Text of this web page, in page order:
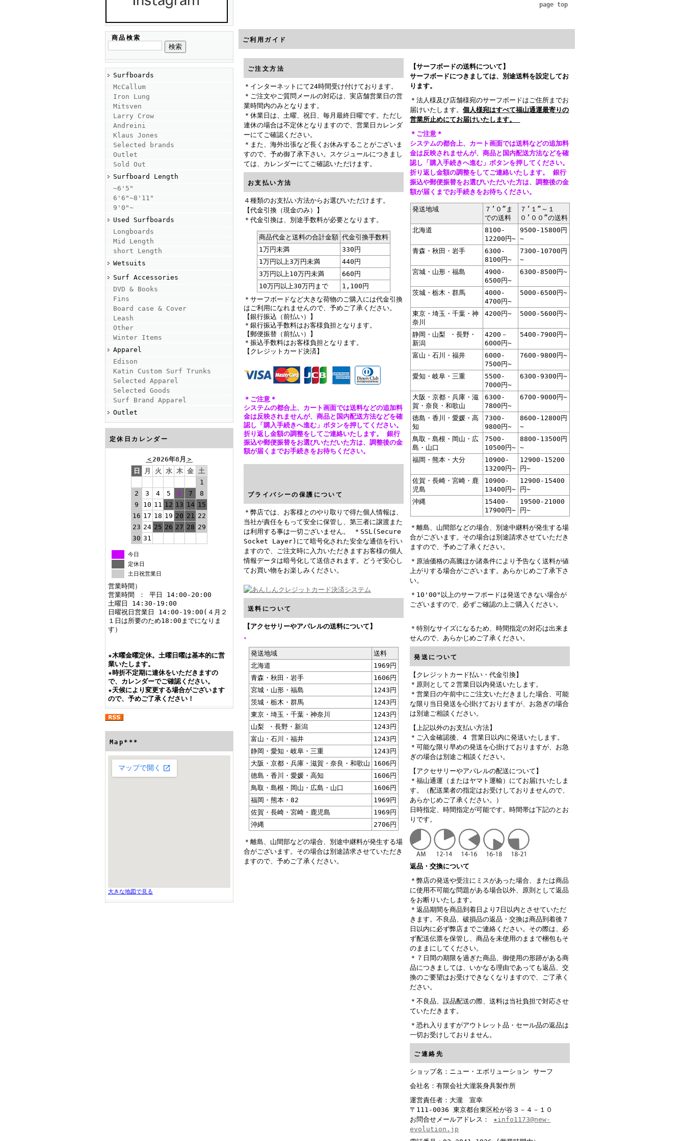
商品検索
Surfboards
McCallum
Iron Lung
Mitsven
Larry Crow
Andreini
Klaus Jones
Selected brands
Outlet
Sold Out
Surfboard Length
~6'5"
6'6"~8'11"
9'0"~
Used Surfboards
Longboards
Mid Length
short Length
Wetsuits
Surf Accessories
DVD & Books
Fins
Board case & Cover
Leash
Other
Winter Items
Apparel
Edison
Katin Custom Surf Trunks
Selected Apparel
Selected Goods
Surf Brand Apparel
Outlet
定休日カレンダー
＜2026年8月 ＞
日
月 火 水 木 金 土
1
2
3 4 5 6 7
8
9
10 11 12 13 14 15
16 17 18 19 20 21 22
23 24 25 26 27 28 29
30 31
今日
定休日
土日祝営業日
営業時間）
営業時間 ： 平日 14:00-20:00
土曜日 14:30-19:00
日曜祝日営業日 14:00-19:00(４月２
１日は所要のため18:00までになりま
す）
★木曜金曜定休。土曜日曜は基本的に営
業いたします。
★時折不定期に連休をいただきますの
で、カレンダーでご確認ください。
★天候により変更する場合がございます
ので、予めご了承ください！
Map***
大きな地図で見る
page top
ご利用ガイド
ご注文方法
＊インターネットにて24時間受け付けております。
＊ご注文やご質問メールの対応は、実店舗営業日の営
業時間内のみとなります。
＊休業日は、土曜、祝日、毎月最終日曜です。ただし
連休の場合は不定休となりますので、営業日カレンダ
ーにてご確認ください。
＊また、海外出張など長くお休みすることがございま
すので、予め御了承下さい。スケジュールにつきまし
ては、カレンダーにてご確認いただけます。
お支払い方法
４種類のお支払い方法からお選びいただけます。
【代金引換（現金のみ）】
＊代金引換は、別途手数料が必要となります。
商品代金と送料の合計金額 代金引換手数料
1万円未満
330円
1万円以上3万円未満
440円
3万円以上10万円未満
660円
10万円以上30万円まで
1,100円
＊サーフボードなど大きな荷物のご購入には代金引換
はご利用になれませんので、予めご了承ください。
【銀行振込（前払い）】
＊銀行振込手数料はお客様負担となります。
【郵便振替（前払い）】
＊振込手数料はお客様負担となります。
【クレジットカード決済】
＊ご注意＊
システムの都合上、カート画面では送料などの追加料
金は反映されませんが、商品と国内配送方法などを確
認し「購入手続きへ進む」ボタンを押してください。
折り返し金額の調整をしてご連絡いたします。 銀行
振込や郵便振替をお選びいただいた方は、調整後の金
額が届くまでお手続きをお待ちください。
プライバシーの保護について
＊弊店では、お客様とのやり取りで得た個人情報は、
当社が責任をもって安全に保管し、第三者に譲渡また
は利用する事は一切ございません。 ＊SSL(Secure
Socket Layer)にて暗号化された安全な通信を行い
ますので、ご注文時に入力いただきますお客様の個人
情報データは暗号化して送信されます。どうぞ安心し
てお買い物をお楽しみください。
送料について
【アクセサリーやアパレルの送料について】
。
発送地域
送料
北海道
1969円
青森・秋田・岩手
1606円
宮城・山形・福島
1243円
茨城・栃木・群馬
1243円
東京・埼玉・千葉・神奈川
1243円
山梨 ・長野・新潟
1243円
富山・石川・福井
1243円
静岡・愛知・岐阜・三重
1243円
大阪・京都・兵庫・滋賀・奈良・和歌山 1606円
徳島・香川・愛媛・高知
1606円
鳥取・島根・岡山・広島・山口
1606円
福岡・熊本・82
1969円
佐賀・長崎・宮崎・鹿児島
1969円
沖縄
2706円
＊離島、山間部などの場合、別途中継料が発生する場
合がございます。その場合は別途請求させていただき
ますので、予めご了承ください。
【サーフボードの送料について】
サーフボードにつきましては、別途送料を設定してお
ります。
＊法人様及び店舗様宛のサーフボードはご住所までお
届けいたします。個人様宛はすべて福山通運最寄りの
営業所止めにてお届けいたします。
＊ご注意＊
システムの都合上、カート画面では送料などの追加料
金は反映されませんが、商品と国内配送方法などを確
認し「購入手続きへ進む」ボタンを押してください。
折り返し金額の調整をしてご連絡いたします。 銀行
振込や郵便振替をお選びいただいた方は、調整後の金
額が届くまでお手続きをお待ちください。
発送地域
７’０”ま
での送料
７’１”～１
０’００”の送料
北海道
8100-
12200円~
9500-15800円
~
青森・秋田・岩手
6300-
8100円~
7300-10700円
~
宮城・山形・福島
4900-
6500円~
6300-8500円~
茨城・栃木・群馬
4000-
4700円~
5000-6500円~
東京・埼玉・千葉・神
奈川
4200円~ 5000-5600円~
静岡・山梨 ・長野・
新潟
4200－
6000円~
5400-7900円~
富山・石川・福井
6000-
7500円~
7600-9800円~
愛知・岐阜・三重
5500-
7000円~
6300-9300円~
大阪・京都・兵庫・滋
賀・奈良・和歌山
6300-
7800円~
6700-9000円~
徳島・香川・愛媛・高
知
7300-
9800円~
8600-12800円
~
鳥取・島根・岡山・広
島・山口
7500-
10500円~
8800-13500円
~
福岡・熊本・大分
10900-
13200円~
12900-15200
円~
佐賀・長崎・宮崎・鹿
児島
10900-
13400円~
12900-15400
円~
沖縄
15400-
17900円~
19500-21000
円~
＊離島、山間部などの場合、別途中継料が発生する場
合がございます。その場合は別途請求させていただき
ますので、予めご了承ください。
＊原油価格の高騰ほか諸条件により予告なく送料が値
上がりする場合がございます。あらかじめご了承下さ
い。
＊10'00"以上のサーフボードは発送できない場合が
ございますので、必ずご確認の上ご購入ください。
＊特別なサイズになるため、時間指定の対応は出来ま
せんので、あらかじめご了承ください。
発送について
【クレジットカード払い・代金引換】
＊原則として２営業日以内発送いたします。
＊営業日の午前中にご注文いただきました場合、可能
な限り当日発送を心掛けておりますが、お急ぎの場合
は別途ご相談ください。
【上記以外のお支払い方法】
＊ご入金確認後、4 営業日以内に発送いたします。
＊可能な限り早めの発送を心掛けておりますが、お急
ぎの場合は別途ご相談ください。
【アクセサリーやアパレルの配送について】
＊福山通運（またはヤマト運輸）にてお届けいたしま
す。（配送業者の指定はお受けしておりませんので、
あらかじめご了承ください。）
日時指定、時間指定が可能です。時間帯は下記のとお
りです。
返品・交換について
＊弊店の発送や受注にミスがあった場合、または商品
に使用不可能な問題がある場合以外、原則として返品
をお断りいたします。
＊返品期間を商品到着日より7日以内とさせていただ
きます。不良品、破損品の返品・交換は商品到着後７
日以内に必ず弊店までご連絡ください。その際は、必
ず配送伝票を保管し、商品を未使用のままで梱包もそ
のままにしてください。
＊７日間の期限を過ぎた商品、御使用の形跡がある商
品につきましては、いかなる理由であっても返品、交
換のご要望はお受けできなくなりますので、ご了承く
ださい。
＊不良品、誤品配送の際、送料は当社負担で対応させ
ていただきます。
＊恐れ入りますがアウトレット品・セール品の返品は
一切お受けしておりません。
ご連絡先
ショップ名：ニュー・エボリューション サーフ
会社名：有限会社大瀧装身具製作所
運営責任者：大瀧 宣幸
〒111-0036 東京都台東区松が谷３－４－１０
お問合せメールアドレス： ★info1173@new-
evolution.jp